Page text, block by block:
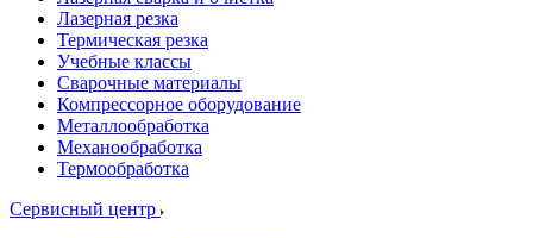
Лазерная резка
Термическая резка
Учебные классы
Сварочные материалы
Компрессорное оборудование
Металлообработка
Механообработка
Термообработка
Сервисный центр